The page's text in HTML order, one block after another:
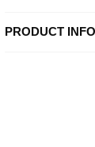
PRODUCT